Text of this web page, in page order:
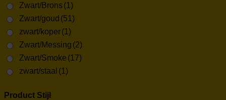
Zwart/Brons (1)
Zwart/goud (51)
zwart/koper(1)
Zwart/Messing (2)
Zwart/Smoke (17)
zwart/staal (1)
Product Stijl